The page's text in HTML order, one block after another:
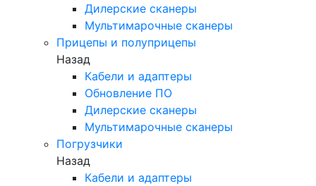
Дилерские сканеры
Мультимарочные сканеры
Прицепы и полуприцепы
Назад
Кабели и адаптеры
Обновление ПО
Дилерские сканеры
Мультимарочные сканеры
Погрузчики
Назад
Кабели и адаптеры